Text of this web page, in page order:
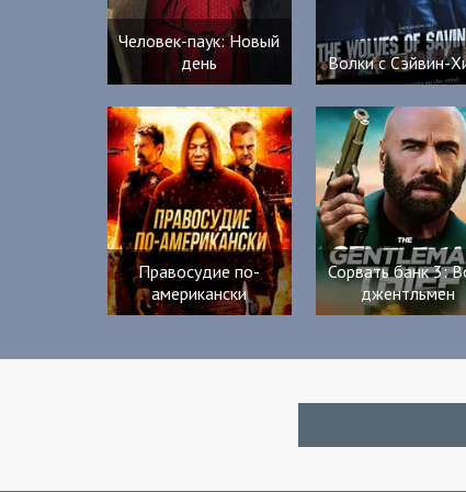
Человек-паук: Новый
день
Волки с Сэйвин-
Правосудие по-
американски
Сорвать банк 3:
джентльмен